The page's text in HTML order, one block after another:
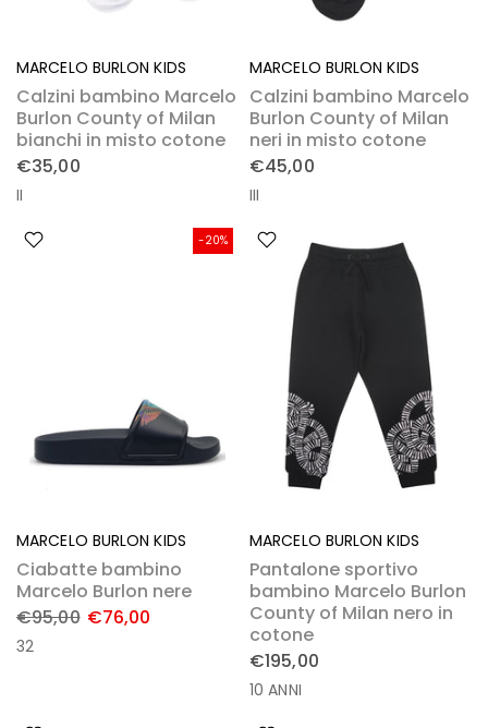
MARCELO BURLON KIDS
Calzini bambino Marcelo
Burlon County of Milan
bianchi in misto cotone
€35,00
II
MARCELO BURLON KIDS
Calzini bambino Marcelo
Burlon County of Milan
neri in misto cotone
€45,00
III
-20%
MARCELO BURLON KIDS
Ciabatte bambino
Marcelo Burlon nere
€95,00 €76,00
32
MARCELO BURLON KIDS
Pantalone sportivo
bambino Marcelo Burlon
County of Milan nero in
cotone
€195,00
10 ANNI